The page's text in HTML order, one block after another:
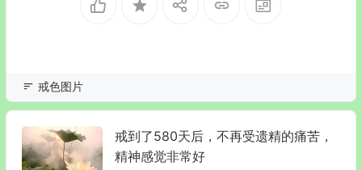
戒色图片
戒到了580天后，不再受遗精的痛苦，
精神感觉非常好